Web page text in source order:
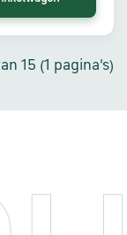
15 (1 pagina's)